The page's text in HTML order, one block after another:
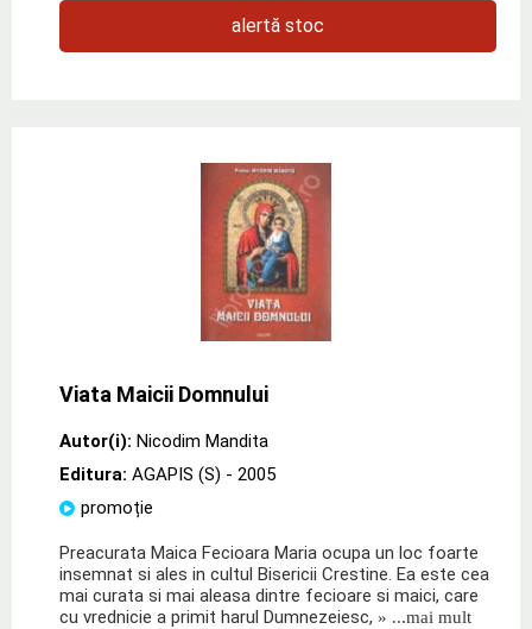
alertă stoc
Viata Maicii Domnului
Autor(i): Nicodim Mandita
Editura: AGAPIS (S) - 2005
promoție
Preacurata Maica Fecioara Maria ocupa un loc foarte
insemnat si ales in cultul Bisericii Crestine. Ea este cea
mai curata si mai aleasa dintre fecioare si maici, care
cu vrednicie a primit harul Dumnezeiesc, » ...mai mult